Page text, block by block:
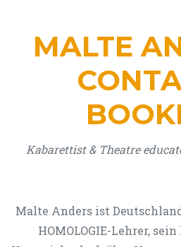
MALTE
Kabarettist & Theatre
Malte Anders ist
HOMOLOGIE-Lehrer,